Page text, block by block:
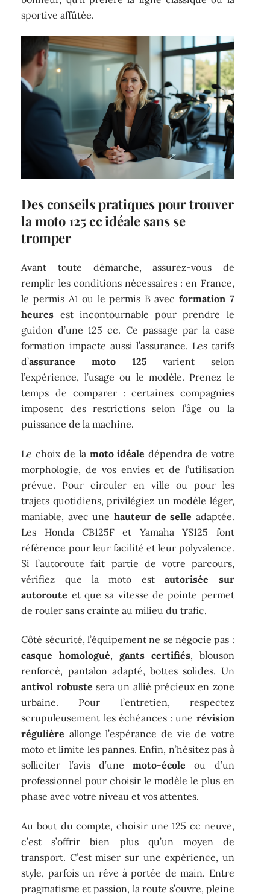
sportive affûtée.
Des conseils pratiques pour trouver
la moto 125 cc idéale sans se
tromper
Avant toute démarche, assurez-vous de
remplir les conditions nécessaires : en France,
le permis A1 ou le permis B avecformation 7
heures est incontournable pour prendre le
guidon d’une 125 cc. Ce passage par la case
formation impacte aussi l’assurance. Les tarifs
d’assurance moto 125 varient selon
l’expérience, l’usage ou le modèle. Prenez le
temps de comparer : certaines compagnies
imposent des restrictions selon l’âge ou la
puissance de la machine.
Le choix de la moto idéale dépendra de votre
morphologie, de vos envies et de l’utilisation
prévue. Pour circuler en ville ou pour les
trajets quotidiens, privilégiez un modèle léger,
maniable, avec une hauteur de selle adaptée.
Les Honda CB125F et Yamaha YS125 font
référence pour leur facilité et leur polyvalence.
Si l’autoroute fait partie de votre parcours,
vérifiez que la moto estautorisée sur
autoroute et que sa vitesse de pointe permet
de rouler sans crainte au milieu du trafic.
Côté sécurité, l’équipement ne se négocie pas :
casque homologué,gants certifiés, blouson
renforcé, pantalon adapté, bottes solides. Un
antivol robuste sera un allié précieux en zone
urbaine. Pour l’entretien, respectez
scrupuleusement les échéances : une révision
régulière allonge l’espérance de vie de votre
moto et limite les pannes. Enfin, n’hésitez pas à
solliciter l’avis d’unemoto-école ou d’un
professionnel pour choisir le modèle le plus en
phase avec votre niveau et vos attentes.
Au bout du compte, choisir une 125 cc neuve,
c’est s’offrir bien plus qu’un moyen de
transport. C’est miser sur une expérience, un
style, parfois un rêve à portée de main. Entre
pragmatisme et passion, la route s’ouvre, pleine